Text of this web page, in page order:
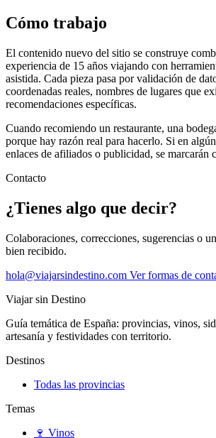
Cómo trabajo
El contenido nuevo del sitio se construye
experiencia de 15 años viajando con
asistida. Cada pieza pasa por validación de
coordenadas reales, nombres de lugares que
recomendaciones específicas.
Cuando recomiendo un restaurante, una
porque hay razón real para hacerlo. Si en
enlaces de afiliados o publicidad, se marcarán
Contacto
¿Tienes algo que decir?
Colaboraciones, correcciones, sugerencias o
bien recibido.
hola@viajarsindestino.com Ver formas de
Viajar sin Destino
Guía temática de España: provincias, vinos,
artesanía y festividades con territorio.
Destinos
Todas las provincias
Temas
🍷 Vinos